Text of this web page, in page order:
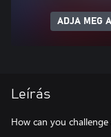
ADJA MEG
Leírás
How can you